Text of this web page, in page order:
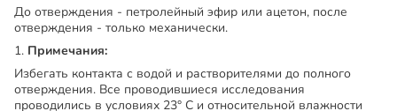
До отверждения - петролейный эфир или ацетон, после
отверждения - только механически.
Примечания:
Избегать контакта с водой и растворителями до полного
отверждения. Все проводившиеся исследования
проводились в условиях 23° C и относительной влажности